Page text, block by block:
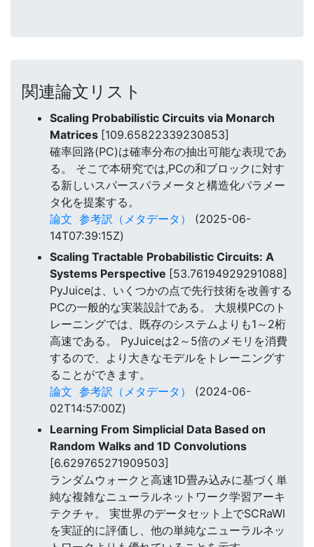
関連論文リスト
Scaling Probabilistic Circuits via Monarch
Matrices [109.65822339230853]
確率回路(PC)は確率分布の抽出可能な表現であ
る。 そこで本研究では,PCの和ブロックに対す
る新しいスパースパラメータと構造化パラメー
タ化を提案する。
論文 参考訳（メタデータ）
(2025-06-
14T07:39:15Z)
Scaling Tractable Probabilistic Circuits: A
Systems Perspective [53.76194929291088]
PyJuiceは、いくつかの点で先行技術を改善する
PCの一般的な実装設計である。 大規模PCのト
レーニングでは、既存のシステムよりも1～2桁
高速である。 PyJuiceは2～5倍のメモリを消費
するので、より大きなモデルをトレーニングす
ることができます。
論文 参考訳（メタデータ）
(2024-06-
02T14:57:00Z)
Learning From Simplicial Data Based on
Random Walks and 1D Convolutions
[6.629765271909503]
ランダムウォークと高速1D畳み込みに基づく単
純な複雑なニューラルネットワーク学習アーキ
テクチャ。 実世界のデータセット上でSCRaWl
を実証的に評価し、他の単純なニューラルネッ